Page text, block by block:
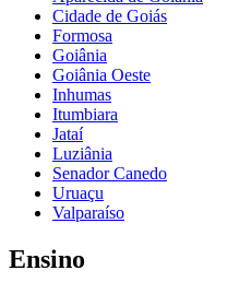
Cidade de Goiás
Formosa
Goiânia
Goiânia Oeste
Inhumas
Itumbiara
Jataí
Luziânia
Senador Canedo
Uruaçu
Valparaíso
Ensino